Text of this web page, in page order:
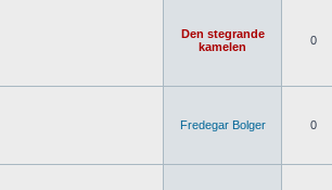
Den stegrande
kamelen
0
Fredegar Bolger 0